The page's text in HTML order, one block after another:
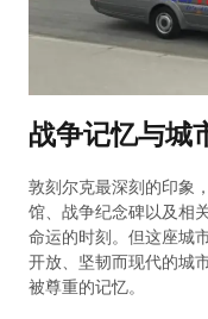
战争记忆与城
敦刻尔克最深刻的印象
馆、战争纪念碑以及相
命运的时刻。但这座城
开放、坚韧而现代的城
被尊重的记忆。